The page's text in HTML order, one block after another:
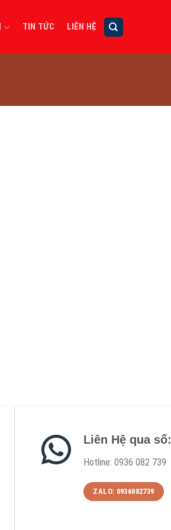
TIN TỨC LIÊN HỆ
Liên Hệ qua số:
Hotline: 0936 082 739
ZALO: 0936082739